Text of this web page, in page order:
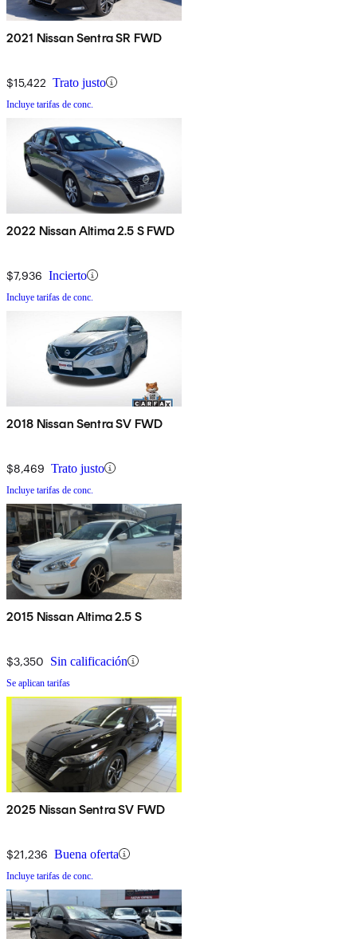
2021 Nissan Sentra SR FWD
$15,422 Trato justo
Incluye tarifas de conc.
2022 Nissan Altima 2.5 S FWD
$7,936 Incierto
Incluye tarifas de conc.
2018 Nissan Sentra SV FWD
$8,469 Trato justo
Incluye tarifas de conc.
2015 Nissan Altima 2.5 S
$3,350 Sin calificación
Se aplican tarifas
2025 Nissan Sentra SV FWD
$21,236 Buena oferta
Incluye tarifas de conc.